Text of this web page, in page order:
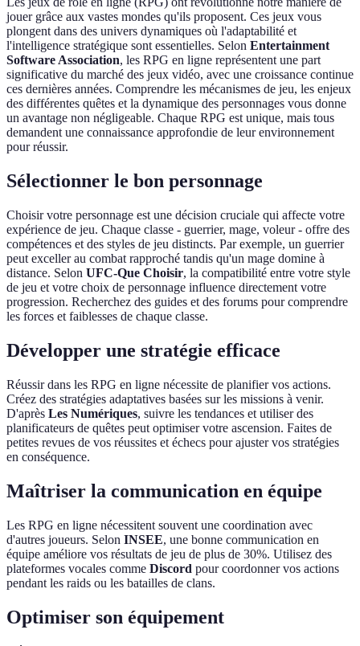
jouer grâce aux vastes mondes qu'ils proposent. Ces jeux vous
plongent dans des univers dynamiques où l'adaptabilité et
l'intelligence stratégique sont essentielles. Selon Entertainment
Software Association, les RPG en ligne représentent une part
significative du marché des jeux vidéo, avec une croissance continue
ces dernières années. Comprendre les mécanismes de jeu, les enjeux
des différentes quêtes et la dynamique des personnages vous donne
un avantage non négligeable. Chaque RPG est unique, mais tous
demandent une connaissance approfondie de leur environnement
pour réussir.
Sélectionner le bon personnage
Choisir votre personnage est une décision cruciale qui affecte votre
expérience de jeu. Chaque classe - guerrier, mage, voleur - offre des
compétences et des styles de jeu distincts. Par exemple, un guerrier
peut exceller au combat rapproché tandis qu'un mage domine à
distance. Selon UFC-Que Choisir, la compatibilité entre votre style
de jeu et votre choix de personnage influence directement votre
progression. Recherchez des guides et des forums pour comprendre
les forces et faiblesses de chaque classe.
Développer une stratégie efficace
Réussir dans les RPG en ligne nécessite de planifier vos actions.
Créez des stratégies adaptatives basées sur les missions à venir.
D'après Les Numériques, suivre les tendances et utiliser des
planificateurs de quêtes peut optimiser votre ascension. Faites de
petites revues de vos réussites et échecs pour ajuster vos stratégies
en conséquence.
Maîtriser la communication en équipe
Les RPG en ligne nécessitent souvent une coordination avec
d'autres joueurs. Selon INSEE, une bonne communication en
équipe améliore vos résultats de jeu de plus de 30%. Utilisez des
plateformes vocales comme Discord pour coordonner vos actions
pendant les raids ou les batailles de clans.
Optimiser son équipement